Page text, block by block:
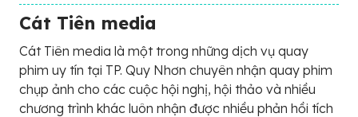
Cát Tiên media
Cát Tiên media là một trong những dịch vụ quay
phim uy tín tại TP. Quy Nhơn chuyên nhận quay phim
chụp ảnh cho các cuộc hội nghị, hội thảo và nhiều
chương trình khác luôn nhận được nhiều phản hồi tích